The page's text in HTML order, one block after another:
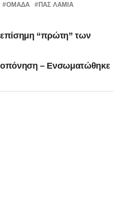
ΟΜΆΔΑ
ΠΑΣ ΛΑΜΙΑ
“πρώτη” των
– Ενσωματώθηκε